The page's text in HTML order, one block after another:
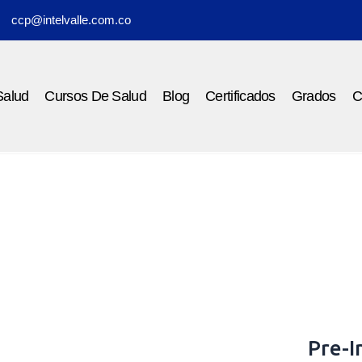
ccp@intelvalle.com.co
Cursos De Salud Blog Certificados Grados
Pre-